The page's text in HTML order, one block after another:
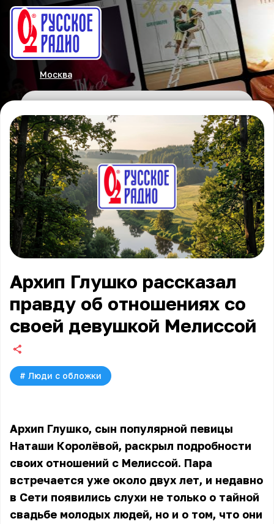
Москва
Архип Глушко рассказал
правду об отношениях со
своей девушкой Мелиссой
# Люди с обложки
Архип Глушко, сын популярной певицы
Наташи Королёвой, раскрыл подробности
своих отношений с Мелиссой. Пара
встречается уже около двух лет, и недавно
в Сети появились слухи не только о тайной
свадьбе молодых людей, но и о том, что они